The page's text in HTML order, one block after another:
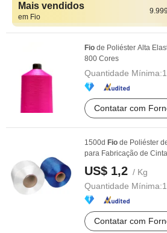
Mais vendidos
em Fio
Fio de Poliéster Alta
800 Cores
Quantidade Mínima:
Contatar com
1500d Fio de Poliéster
para Fabricação de
US$ 1,2 / Kg
Quantidade Mínima:
Contatar com